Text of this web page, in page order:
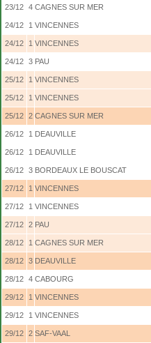
23/12 4 CAGNES SUR MER
24/12 1 VINCENNES
24/12 1 VINCENNES
24/12 3 PAU
25/12 1 VINCENNES
25/12 1 VINCENNES
25/12 2 CAGNES SUR MER
26/12 1 DEAUVILLE
26/12 1 DEAUVILLE
26/12 3 BORDEAUX LE BOUSCAT
27/12 1 VINCENNES
27/12 1 VINCENNES
27/12 2 PAU
28/12 1 CAGNES SUR MER
28/12 3 DEAUVILLE
28/12 4 CABOURG
29/12 1 VINCENNES
29/12 1 VINCENNES
29/12 2 SAF-VAAL